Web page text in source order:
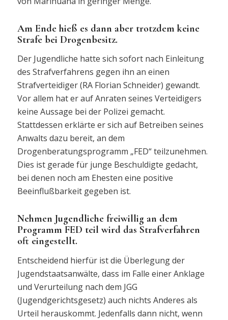
Am Ende hieß es dann aber trotzdem keine
Strafe bei Drogenbesitz.
Der Jugendliche hatte sich sofort nach Einleitung
des Strafverfahrens gegen ihn an einen
Strafverteidiger (RA Florian Schneider) gewandt.
Vor allem hat er auf Anraten seines Verteidigers
keine Aussage bei der Polizei gemacht.
Stattdessen erklärte er sich auf Betreiben seines
Anwalts dazu bereit, an dem
Drogenberatungsprogramm „FED“ teilzunehmen.
Dies ist gerade für junge Beschuldigte gedacht,
bei denen noch am Ehesten eine positive
Beeinflußbarkeit gegeben ist.
Nehmen Jugendliche freiwillig an dem
Programm FED teil wird das Strafverfahren
oft eingestellt.
Entscheidend hierfür ist die Überlegung der
Jugendstaatsanwälte, dass im Falle einer Anklage
und Verurteilung nach dem JGG
(Jugendgerichtsgesetz) auch nichts Anderes als
Urteil herauskommt. Jedenfalls dann nicht, wenn